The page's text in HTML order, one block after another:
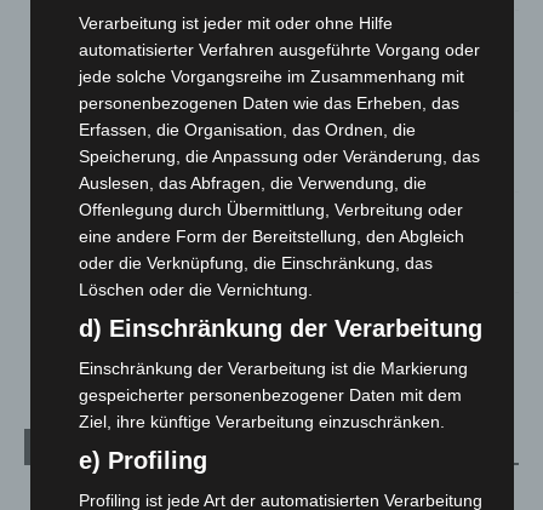
Mann läuft mit Hockeyschläger über A7 – Polizei sucht
Zeugen
5. August 2026
Celle: Mensch stirbt bei Bagger-Unfall auf Baustelle
5. August 2026
Gasleitung bei McDonald’s-Umbau in Langenhagen
beschädigt
5. August 2026
Anklage nach Abschaltung von „Archetyp Market“ erhoben
Kategorien
Blaulicht
2.799
Verarbeitung ist jeder mit oder ohne Hilfe
automatisierter Verfahren ausgeführte Vorgang oder
jede solche Vorgangsreihe im Zusammenhang mit
personenbezogenen Daten wie das Erheben, das
Erfassen, die Organisation, das Ordnen, die
Speicherung, die Anpassung oder Veränderung, das
Auslesen, das Abfragen, die Verwendung, die
Offenlegung durch Übermittlung, Verbreitung oder
eine andere Form der Bereitstellung, den Abgleich
oder die Verknüpfung, die Einschränkung, das
Löschen oder die Vernichtung.
d) Einschränkung der Verarbeitung
Einschränkung der Verarbeitung ist die Markierung
gespeicherter personenbezogener Daten mit dem
Ziel, ihre künftige Verarbeitung einzuschränken.
e) Profiling
Profiling ist jede Art der automatisierten Verarbeitung